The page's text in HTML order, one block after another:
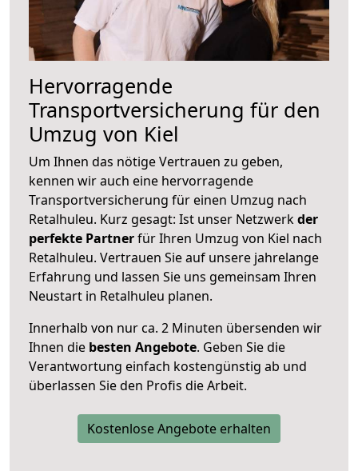
Hervorragende
Transportversicherung für den
Umzug von Kiel
Um Ihnen das nötige Vertrauen zu geben,
kennen wir auch eine hervorragende
Transportversicherung für einen Umzug nach
Retalhuleu. Kurz gesagt: Ist unser Netzwerkder
perfekte Partnerfür Ihren Umzug von Kiel nach
Retalhuleu. Vertrauen Sie auf unsere jahrelange
Erfahrung und lassen Sie uns gemeinsam Ihren
Neustart in Retalhuleu planen.
Innerhalb von nur ca. 2 Minuten übersenden wir
Ihnen die besten Angebote. Geben Sie die
Verantwortung einfach kostengünstig ab und
überlassen Sie den Profis die Arbeit.
Kostenlose Angebote erhalten